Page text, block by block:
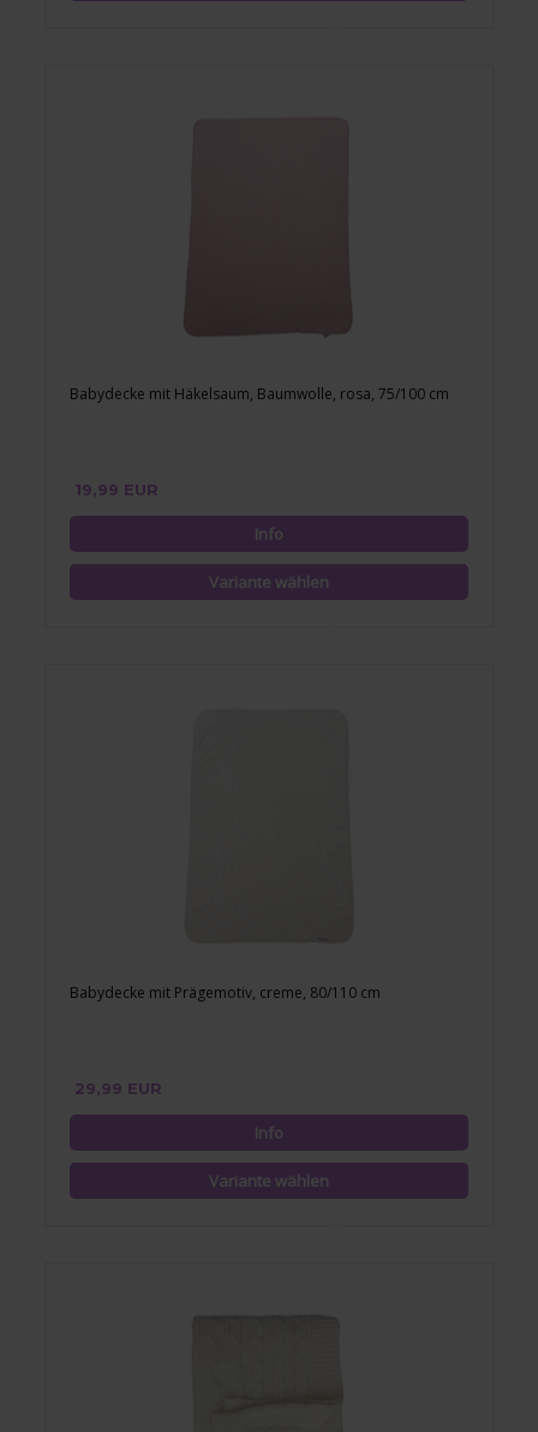
Babydecke mit Häkelsaum, Baumwolle, rosa, 75/100 cm
19,99 EUR
Babydecke mit Prägemotiv, creme, 80/110 cm
29,99 EUR